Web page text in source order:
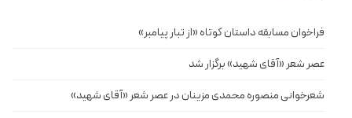
فراخوان مسابقه داستان کوتاه «از تبار پیامبر»
عصر شعر «آقای شهید» برگزار شد
شعرخوانی منصوره محمدی مزینان در عصر شعر «آقای شهید»